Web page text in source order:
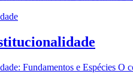
Fundamentos e Espécies O